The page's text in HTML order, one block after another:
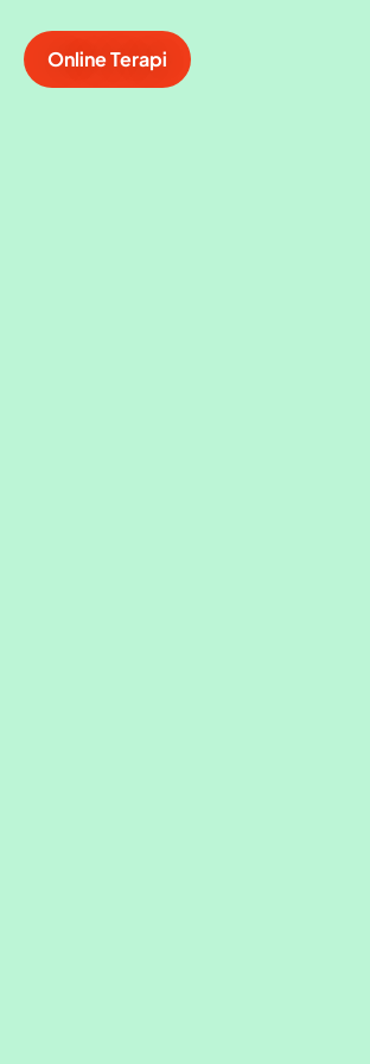
Online Terapi